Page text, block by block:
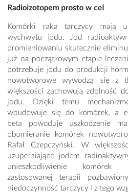
Radioizotopem prosto w cel
Komórki raka tarczycy mają
wychwytu jodu. Jod
promieniowaniu skutecznie
już na początkowym etapie
potrzebuje jodu do produkcji
nowotworowe wywodzą się z
większości zachowują zdolność
jodu. Dzięki temu
wbudowuje się do komórek, a
beta powoduje uszkodzenie
obumieranie komórek
Rafał Czepczyński. W
uzupełniające jodem
unieszkodliwienie komórek
zastosowanej terapii
niedoczynność tarczycy i z tego